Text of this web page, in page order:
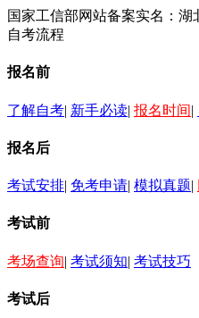
国家工信部网站备案实名：湖
自考流程
报名前
了解自考| 新手必读| 报名时间|
报名后
考试安排| 免考申请| 模拟真题|
考试前
考场查询| 考试须知| 考试技巧
考试后